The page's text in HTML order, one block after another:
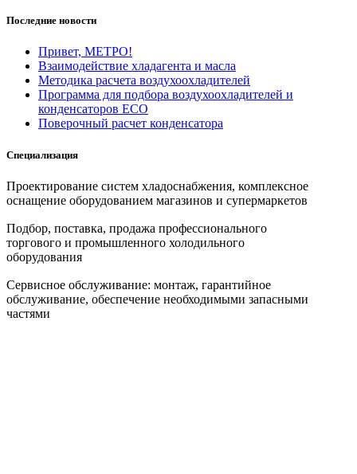
Последние новости
Привет, МЕТРО!
Взаимодействие хладагента и масла
Методика расчета воздухоохладителей
Программа для подбора воздухоохладителей и
конденсаторов ECO
Поверочный расчет конденсатора
Специализация
Проектирование систем хладоснабжения, комплексное
оснащение оборудованием магазинов и супермаркетов
Подбор, поставка, продажа профессионального
торгового и промышленного холодильного
оборудования
Сервисное обслуживание: монтаж, гарантийное
обслуживание, обеспечение необходимыми запасными
частями